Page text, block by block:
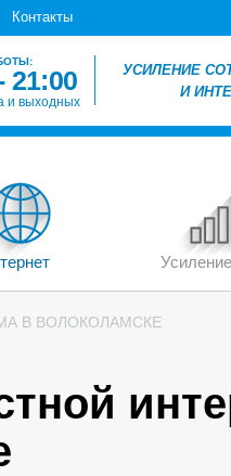
Контакты
21:00
и выходных
УСИЛЕНИЕ
И
В ВОЛОКОЛАМСКЕ